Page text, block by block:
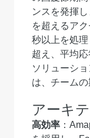
ンスを発揮
を超えるア
秒以上を処
超え、平均
ソリューシ
は、チームの
アーキ
高効率：